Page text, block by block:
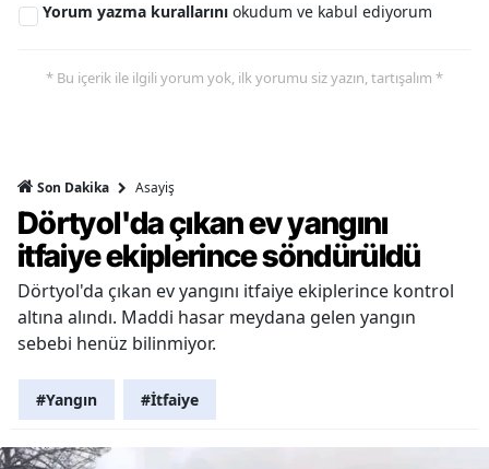
Yorum yazma kurallarını okudum ve kabul ediyorum
* Bu içerik ile ilgili yorum yok, ilk yorumu siz yazın, tartışalım *
Son Dakika Asayiş
Dörtyol'da çıkan ev yangını
itfaiye ekiplerince söndürüldü
Dörtyol'da çıkan ev yangını itfaiye ekiplerince kontrol
altına alındı. Maddi hasar meydana gelen yangın
sebebi henüz bilinmiyor.
#Yangın #İtfaiye